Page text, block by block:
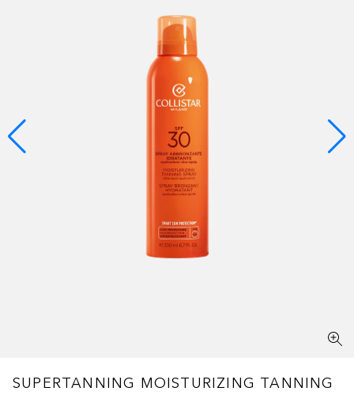
SUPERTANNING MOISTURIZING TANNING